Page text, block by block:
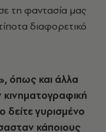
τη φαντασία μας
διαφορετικό
όπως και άλλα
κινηματογραφική
γυρισμένο
κάποιους